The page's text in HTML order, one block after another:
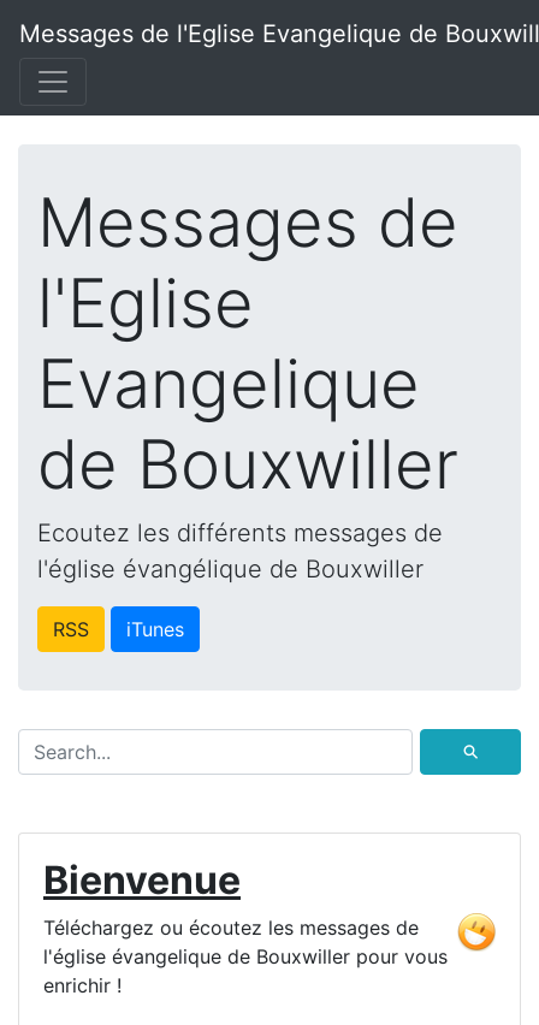
Messages de l'Eglise Evangelique de
Messages de
l'Eglise
Evangelique
de Bouxwiller
Ecoutez les différents messages de
l'église évangélique de Bouxwiller
RSS iTunes
⚲
Bienvenue
Téléchargez ou écoutez les messages de
l'église évangelique de Bouxwiller pour vous
enrichir !